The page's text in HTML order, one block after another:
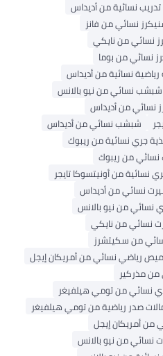
تدريب نسائية من أديداس
نسائي من فانز
نسائي من نايكي
نسائي من بوما
رياضية نسائية من أديداس
شبشب نسائي من نيو بالانس
نسائي من أديداس
شبشب نسائي من أديداس
جري نسائية من ريبوك
من ريبوك
نسائية من أونيتسوكا تايجر
نسائي من أديداس
نسائي من نيو بالانس
نسائي من نايكي
من سكيتشرز
رياضي نسائي من أمريكان إيجل
مذركير
نسائي من تومي هيلفيغر
صدر رياضية من تومي هيلفيغر
من أمريكان إيجل
نسائي من نيو بالانس